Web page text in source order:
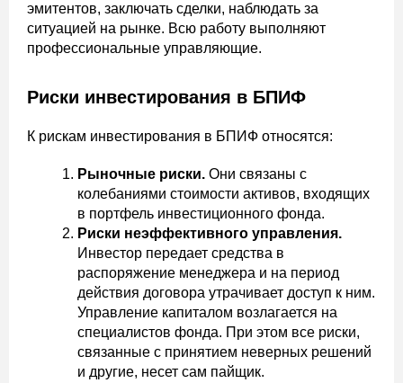
эмитентов, заключать сделки, наблюдать за
ситуацией на рынке. Всю работу выполняют
профессиональные управляющие.
Риски инвестирования в БПИФ
К рискам инвестирования в БПИФ относятся:
Рыночные риски. Они связаны с
колебаниями стоимости активов, входящих
в портфель инвестиционного фонда.
Риски неэффективного управления.
Инвестор передает средства в
распоряжение менеджера и на период
действия договора утрачивает доступ к ним.
Управление капиталом возлагается на
специалистов фонда. При этом все риски,
связанные с принятием неверных решений
и другие, несет сам пайщик.